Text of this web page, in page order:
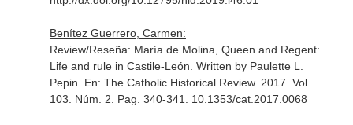
Benítez Guerrero, Carmen:
Review/Reseña: María de Molina, Queen and Regent:
Life and rule in Castile-León. Written by Paulette L.
Pepin. En: The Catholic Historical Review. 2017. Vol.
103. Núm. 2. Pag. 340-341. 10.1353/cat.2017.0068